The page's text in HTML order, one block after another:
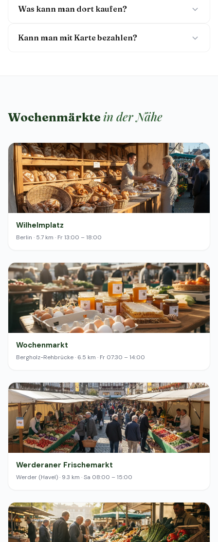
Was kann man dort kaufen?
Kann man mit Karte bezahlen?
Wochenmärkte in der Nähe
Wilhelmplatz
Berlin · 5.7 km · Fr 13:00 – 18:00
Wochenmarkt
Bergholz-Rehbrücke · 6.5 km · Fr 07:30 – 14:00
Werderaner Frischemarkt
Werder (Havel) · 9.3 km · Sa 08:00 – 15:00